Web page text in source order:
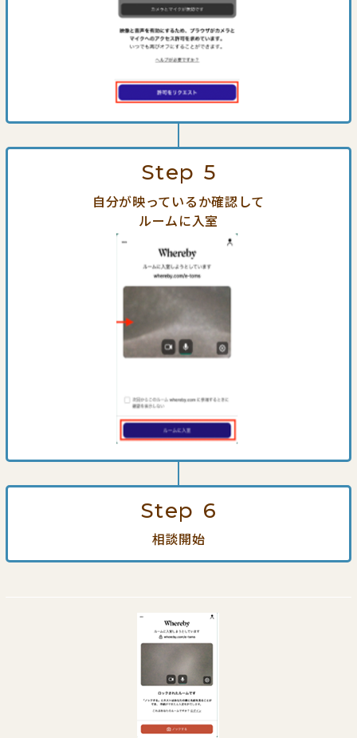
Step 5
自分が映っているか確認して
ルームに入室
Step 6
相談開始